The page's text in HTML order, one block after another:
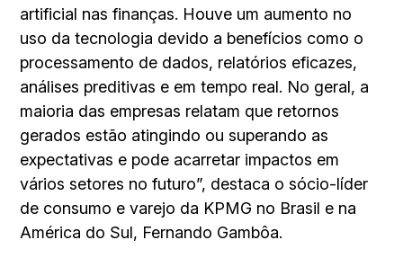
artificial nas finanças. Houve um aumento no
uso da tecnologia devido a benefícios como o
processamento de dados, relatórios eficazes,
análises preditivas e em tempo real. No geral, a
maioria das empresas relatam que retornos
gerados estão atingindo ou superando as
expectativas e pode acarretar impactos em
vários setores no futuro”, destaca o sócio-líder
de consumo e varejo da KPMG no Brasil e na
América do Sul, Fernando Gambôa.